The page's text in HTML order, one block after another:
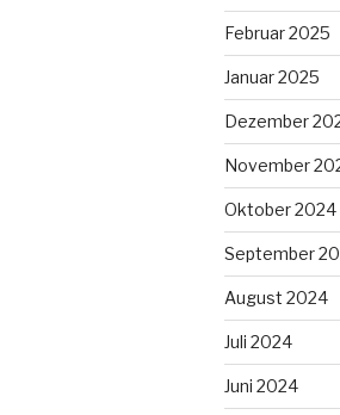
Februar 2025
Januar 2025
Dezember
November
Oktober 2024
September
August 2024
Juli 2024
Juni 2024